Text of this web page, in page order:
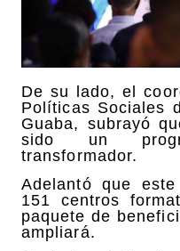
De su lado, el
Políticas Sociales
Guaba, subrayó
sido un
transformador.
Adelantó que
151 centros
paquete de
ampliará.